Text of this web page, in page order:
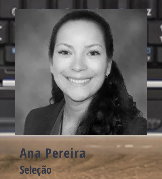
Ana Pereira
Seleção